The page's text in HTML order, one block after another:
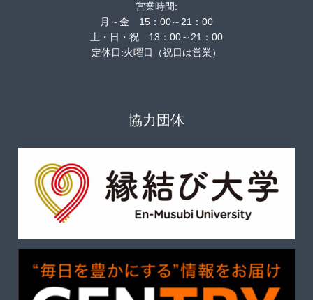
営業時間:
月～金 15：00～21：00
土・日・祝 13：00～21：00
定休日:火曜日（祝日は営業）
協力団体